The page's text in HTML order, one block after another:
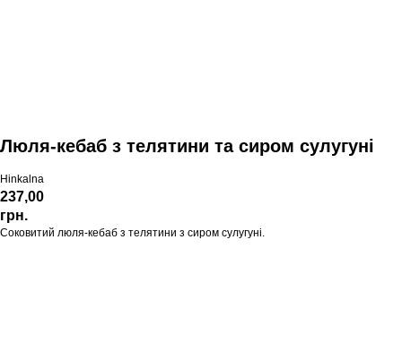
Люля-кебаб з телятини та сиром сулугуні
Hinkalna
237,00
грн.
Соковитий люля-кебаб з телятини з сиром сулугуні.